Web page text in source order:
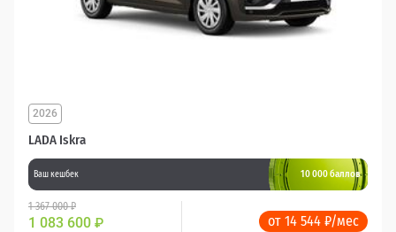
LADA Iskra
2026
Ваш кешбек 10 000 баллов
1 367 000 ₽
1 083 600 ₽ от 14 544 ₽/мес